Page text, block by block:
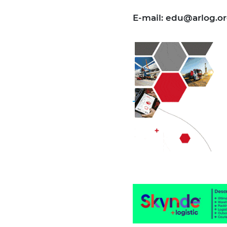
E-mail: